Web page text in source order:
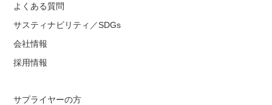
よくある質問
サスティナビリティ／SDGs
会社情報
採用情報
サプライヤーの方